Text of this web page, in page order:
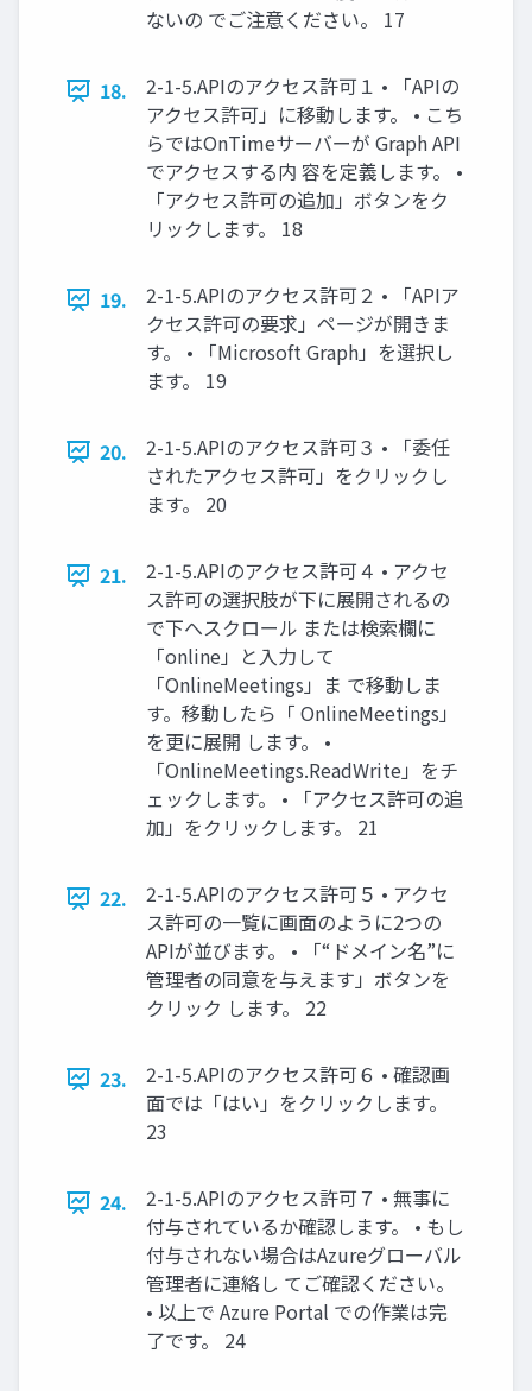
ないの でご注意ください。 17
18.
2-1-5.APIのアクセス許可１ • 「APIの
アクセス許可」に移動します。 • こち
らではOnTimeサーバーが Graph API
でアクセスする内 容を定義します。 •
「アクセス許可の追加」ボタンをク
リックします。 18
19.
2-1-5.APIのアクセス許可２ • 「APIア
クセス許可の要求」ページが開きま
す。 • 「Microsoft Graph」を選択し
ます。 19
20.
2-1-5.APIのアクセス許可３ • 「委任
されたアクセス許可」をクリックし
ます。 20
21.
2-1-5.APIのアクセス許可４ • アクセ
ス許可の選択肢が下に展開されるの
で下へスクロール または検索欄に
「online」と入力して
「OnlineMeetings」ま で移動しま
す。移動したら「 OnlineMeetings」
を更に展開 します。 •
「OnlineMeetings.ReadWrite」をチ
ェックします。 • 「アクセス許可の追
加」をクリックします。 21
22.
2-1-5.APIのアクセス許可５ • アクセ
ス許可の一覧に画面のように2つの
APIが並びます。 • 「“ドメイン名”に
管理者の同意を与えます」ボタンを
クリック します。 22
23.
2-1-5.APIのアクセス許可６ • 確認画
面では「はい」をクリックします。
23
24.
2-1-5.APIのアクセス許可７ • 無事に
付与されているか確認します。 • もし
付与されない場合はAzureグローバル
管理者に連絡し てご確認ください。
• 以上で Azure Portal での作業は完
了です。 24